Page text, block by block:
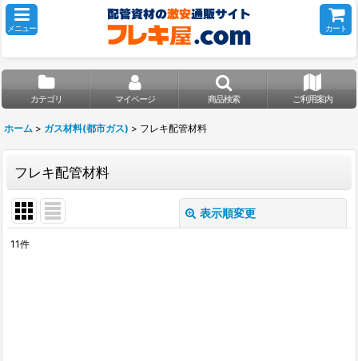
メニュー カート
カテゴリ マイページ 商品検索 ご利用案内
ホーム > ガス材料(都市ガス) > フレキ配管材料
フレキ配管材料
表示順変更
11件